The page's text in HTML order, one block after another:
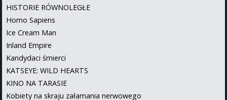
HISTORIE RÓWNOLEGŁE
Homo Sapiens
Ice Cream Man
Inland Empire
Kandydaci śmierci
KATSEYE: WILD HEARTS
KINO NA TARASIE
Kobiety na skraju załamania nerwowego